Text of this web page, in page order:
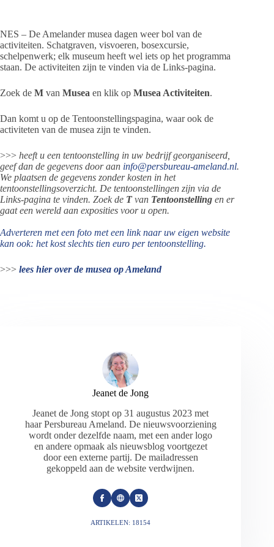
NES – De Amelander musea dagen weer bol van de
activiteiten. Schatgraven, visvoeren, bosexcursie,
schelpenwerk; elk museum heeft wel iets op het programma
staan. De activiteiten zijn te vinden via de Links-pagina.
Zoek de M van Musea en klik op Musea Activiteiten.
Dan komt u op de Tentoonstellingspagina, waar ook de
activiteten van de musea zijn te vinden.
>>> heeft u een tentoonstelling in uw bedrijf georganiseerd,
geef dan de gegevens door aan info@persbureau-ameland.nl.
We plaatsen de gegevens zonder kosten in het
tentoonstellingsoverzicht. De tentoonstellingen zijn via de
Links-pagina te vinden. Zoek de Tvan Tentoonstelling en er
gaat een wereld aan exposities voor u open.
Adverteren met een foto met een link naar uw eigen website
kan ook: het kost slechts tien euro per tentoonstelling.
>>> lees hier over de musea op Ameland
Jeanet de Jong
Jeanet de Jong stopt op 31 augustus 2023 met
haar Persbureau Ameland. De nieuwsvoorziening
wordt onder dezelfde naam, met een ander logo
en andere opmaak als nieuwsblog voortgezet
door een externe partij. De mailadressen
gekoppeld aan de website verdwijnen.
ARTIKELEN: 18154